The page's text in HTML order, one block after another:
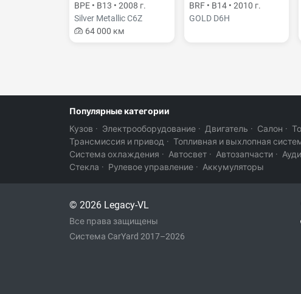
BPE • B13 • 2008 г.
Silver Metallic C6Z
64 000 км
BRF • B14 • 2010 г.
GOLD D6H
Популярные категории
Кузов · Электрооборудование · Двигатель · Салон ·
Трансмиссия и привод · Топливная и выхлопная
Система охлаждения · Автосвет · Автозапчасти ·
Стекла · Рулевое управление · Аккумуляторы
© 2026 Legacy-VL
Все права защищены
Система CarYard 2017–2026